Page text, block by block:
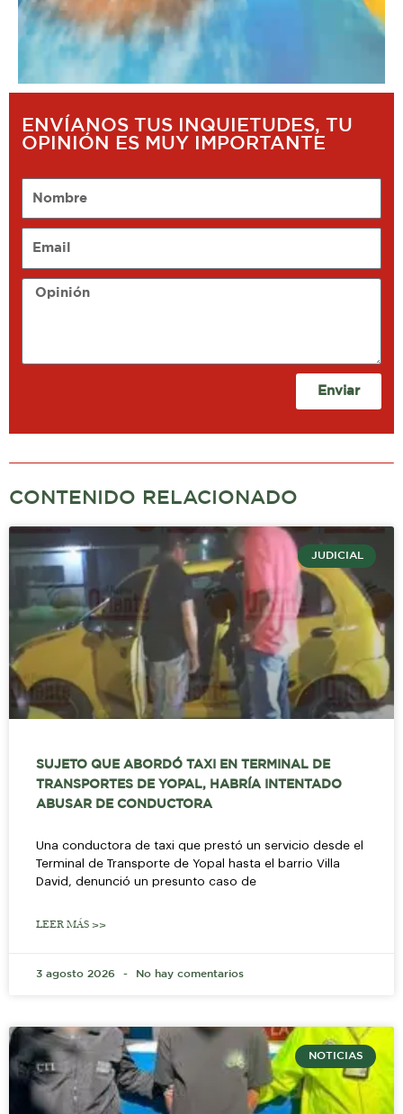
ENVÍANOS TUS INQUIETUDES, TU
OPINIÓN ES MUY IMPORTANTE
Opinión
Enviar
CONTENIDO RELACIONADO
JUDICIAL
SUJETO QUE ABORDÓ TAXI EN TERMINAL DE
TRANSPORTES DE YOPAL, HABRÍA INTENTADO
ABUSAR DE CONDUCTORA
Una conductora de taxi que prestó un servicio desde el
Terminal de Transporte de Yopal hasta el barrio Villa
David, denunció un presunto caso de
LEER MÁS >>
3 agosto 2026 No hay comentarios
NOTICIAS